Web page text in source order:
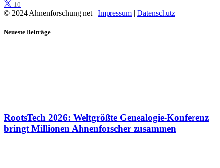
10
© 2024 Ahnenforschung.net | Impressum | Datenschutz
Neueste Beiträge
RootsTech 2026: Weltgrößte Genealogie-Konferenz
bringt Millionen Ahnenforscher zusammen